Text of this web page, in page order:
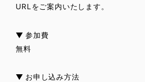
URLをご案内いたします。
▼ 参加費
無料
▼ お申し込み方法